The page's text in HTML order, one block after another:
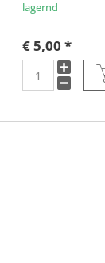
lagernd
€ 5,00 *